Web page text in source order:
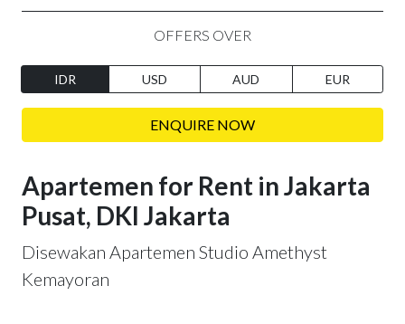
OFFERS OVER
IDR USD AUD EUR
ENQUIRE NOW
Apartemen for Rent in Jakarta
Pusat, DKI Jakarta
Disewakan Apartemen Studio Amethyst
Kemayoran